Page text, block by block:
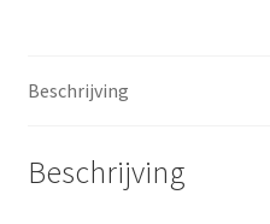
Beschrijving
Beschrijving